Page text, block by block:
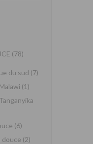
(78)
du sud (7)
(1)
(6)
douce (2)